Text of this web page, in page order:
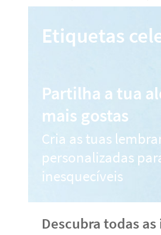
Etiquetas
Partilha a tua
mais gostas
Cria as tuas
personalizadas
inesquecíveis
Descubra todas